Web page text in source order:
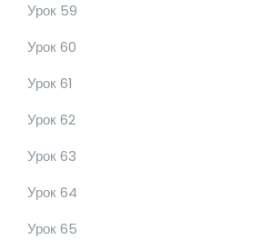
Урок 59
Урок 60
Урок 61
Урок 62
Урок 63
Урок 64
Урок 65